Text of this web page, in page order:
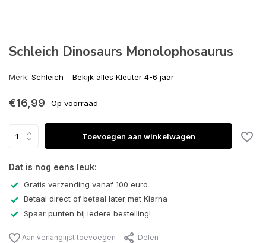
Schleich Dinosaurs Monolophosaurus
Merk: Schleich Bekijk alles Kleuter 4-6 jaar
€16,99 Op voorraad
Toevoegen aan winkelwagen
Dat is nog eens leuk:
Gratis verzending vanaf 100 euro
Betaal direct of betaal later met Klarna
Spaar punten bij iedere bestelling!
Aan verlanglijst toevoegen Delen